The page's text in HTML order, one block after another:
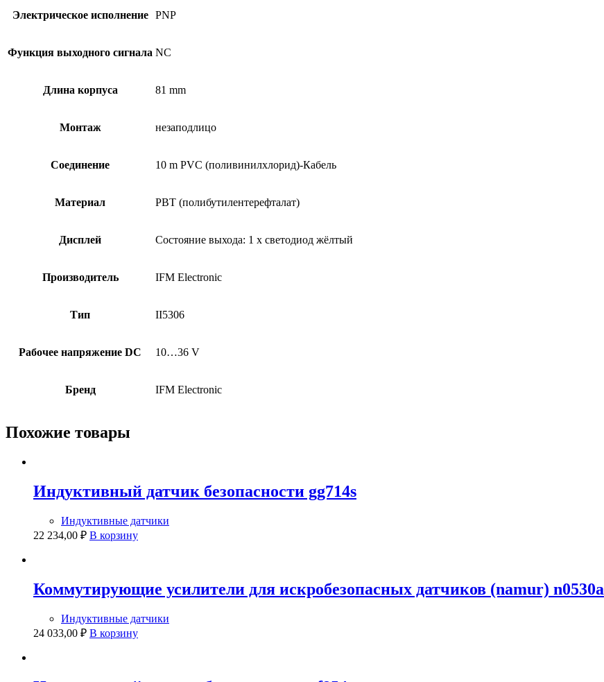
Электрическое исполнение PNP
Функция выходного сигнала NC
Длина корпуса 81 mm
Монтаж незаподлицо
Соединение 10 m PVC (поливинилхлорид)-Кабель
Материал PBT (полибутилентерефталат)
Дисплей Состояние выхода: 1 x светодиод жёлтый
Производитель IFM Electronic
Тип II5306
Рабочее напряжение DC 10…36 V
Бренд IFM Electronic
Похожие товары
Индуктивный датчик безопасности gg714s
Индуктивные датчики
22 234,00 ₽ В корзину
Коммутирующие усилители для искробезопасных датчиков (namur) n0530a
Индуктивные датчики
24 033,00 ₽ В корзину